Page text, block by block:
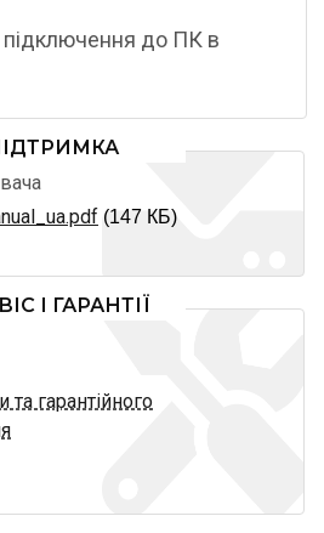
підключення до ПК в
(147 КБ)
І ГАРАНТІЇ
гарантійного